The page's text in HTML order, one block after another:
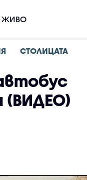
ЖИВО
СТОЛИЦАТА
(ВИДЕО)